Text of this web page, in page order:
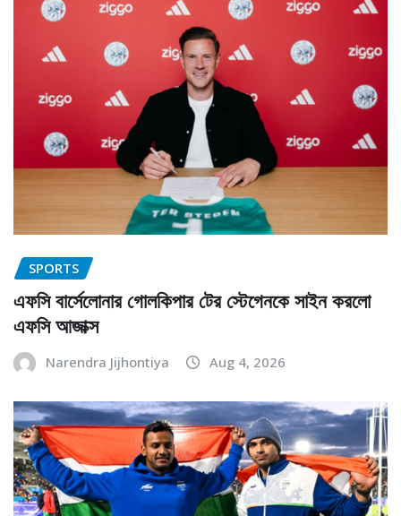
SPORTS
এফসি বার্সেলোনার গোলকিপার টের স্টেগেনকে সাইন করলো
এফসি আজাক্স
Narendra Jijhontiya Aug 4, 2026